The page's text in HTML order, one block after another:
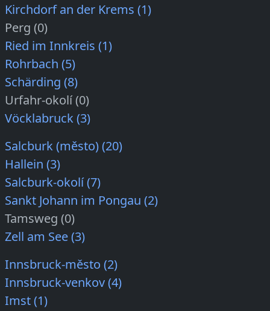
Kirchdorf an der Krems (1)
Perg (0)
Ried im Innkreis (1)
Rohrbach (5)
Schärding (8)
Urfahr-okolí (0)
Vöcklabruck (3)
Salcburk (město) (20)
Hallein (3)
Salcburk-okolí (7)
Sankt Johann im Pongau (2)
Tamsweg (0)
Zell am See (3)
Innsbruck-město (2)
Innsbruck-venkov (4)
Imst (1)